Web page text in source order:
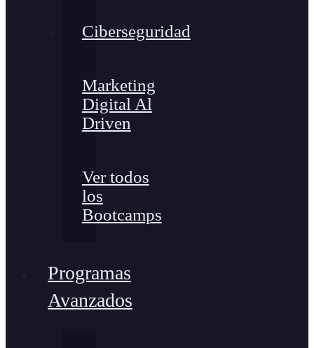
Ciberseguridad
Marketing
Digital Al
Driven
Ver todos
los
Bootcamps
Programas
Avanzados